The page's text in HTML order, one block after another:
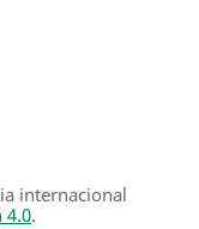
internacional
4.0.